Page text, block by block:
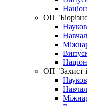
ОП
OП "Захист